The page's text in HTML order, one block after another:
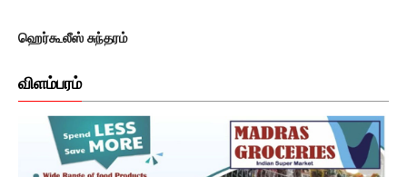
ஹெர்கூலீஸ் சுந்தரம்
விளம்பரம்